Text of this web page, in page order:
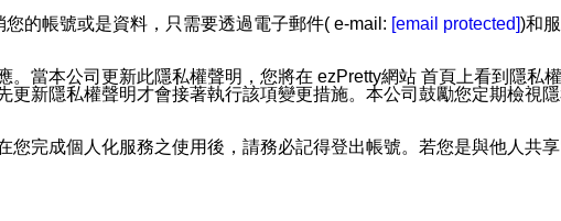
的帳號或是資料，只需要透過電子郵件( e-mail: [email protected])和
當本公司更新此隱私權聲明，您將在 ezPretty網站 首頁上看到隱私
新隱私權聲明才會接著執行該項變更措施。本公司鼓勵您定期檢視
完成個人化服務之使用後，請務必記得登出帳號。若您是與他人共